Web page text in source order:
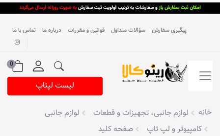
پیگیری سفارش سؤالات متداول قوانین و مقررات درباره ما تماس با ما
0
لیست لپتاپ
خانه لوازم جانبی، تجهیزات و قطعات
لوازم جانبی
کامپیوتر و لپ تاپ
صفحه کلید